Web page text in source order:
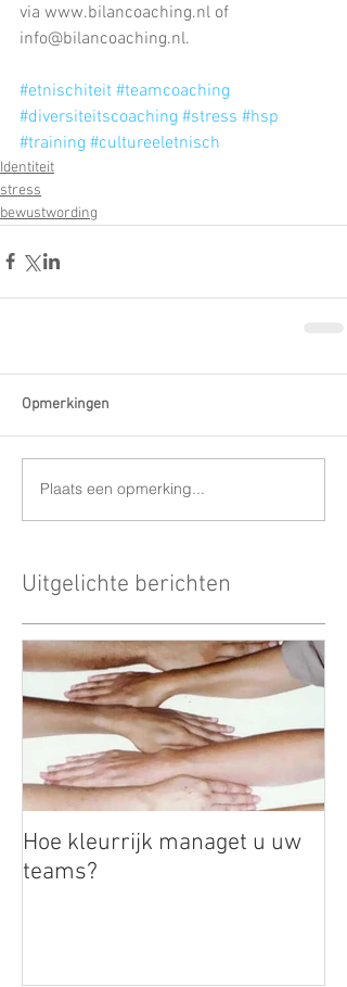
via www.bilancoaching.nl of
info@bilancoaching.nl.
#etnischiteit #teamcoaching
#diversiteitscoaching #stress #hsp
#training #cultureeletnisch
Identiteit
stress
bewustwording
Opmerkingen
Plaats een opmerking...
Uitgelichte berichten
Hoe kleurrijk managet u uw
teams?